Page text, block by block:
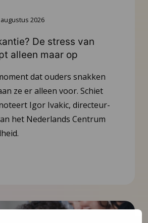
2026
De stress van
alleen maar op
dat ouders snakken
ze er alleen voor. Schiet
Igor Ivakic, directeur-
het Nederlands Centrum